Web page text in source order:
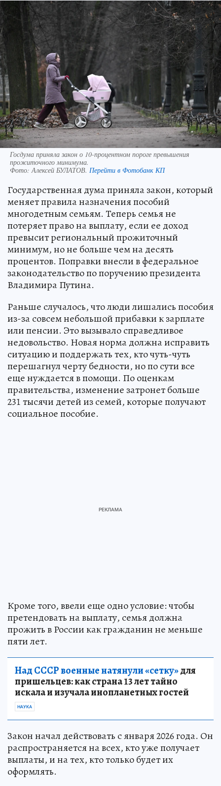
Госдума приняла закон о 10-процентном пороге превышения
прожиточного минимума.
Фото:Алексей БУЛАТОВ. Перейти в Фотобанк КП
Государственная дума приняла закон, который
меняет правила назначения пособий
многодетным семьям. Теперь семья не
потеряет право на выплату, если ее доход
превысит региональный прожиточный
минимум, но не больше чем на десять
процентов. Поправки внесли в федеральное
законодательство по поручению президента
Владимира Путина.
Раньше случалось, что люди лишались пособия
из-за совсем небольшой прибавки к зарплате
или пенсии. Это вызывало справедливое
недовольство. Новая норма должна исправить
ситуацию и поддержать тех, кто чуть-чуть
перешагнул черту бедности, но по сути все
еще нуждается в помощи. По оценкам
правительства, изменение затронет больше
231 тысячи детей из семей, которые получают
социальное пособие.
Кроме того, ввели еще одно условие: чтобы
претендовать на выплату, семья должна
прожить в России как гражданин не меньше
пяти лет.
Над СССР военные натянули «сетку»для
пришельцев: как страна 13 лет тайно
искала и изучала инопланетных гостей
НАУКА
Закон начал действовать с января 2026 года. Он
распространяется на всех, кто уже получает
выплаты, и на тех, кто только будет их
оформлять.